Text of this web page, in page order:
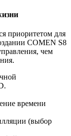
приоритетом для
COMEN S8
чем
времени
(выбор